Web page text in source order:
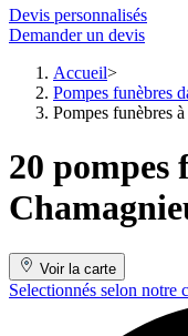
Devis personnalisés
Demander un devis
Accueil
Pompes funèbres
Pompes funèbres
20 pompes
Voir la carte
Selectionnés selon notre